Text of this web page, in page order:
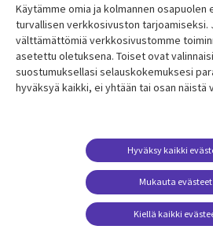
Resurssikeskus
Library
FINLAND
Asiakastarinat
Media
FINLAND
Käytämme omia ja kolmannen osapuolen
turvallisen verkkosivuston tarjoamiseksi.
välttämättömiä verkkosivustomme
asetettu oletuksena. Toiset ovat
suostumuksellasi selauskokemuksesi
hyväksyä kaikki, ei yhtään tai osan näistä
Mukauta evästeet
Hyväksy kaikki
Kiellä kaikki